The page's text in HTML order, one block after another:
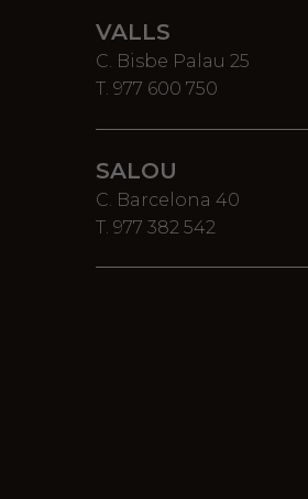
VALLS
C. Bisbe Palau 25
T. 977 600 750
SALOU
C. Barcelona 40
T. 977 382 542